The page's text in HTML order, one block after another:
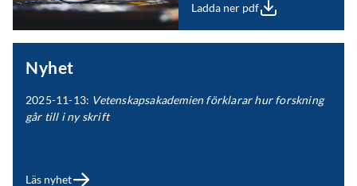
Ladda ner pdf
Nyhet
2025-11-13: Vetenskapsakademien förklarar hur forskning
går till i ny skrift
Läs nyhet